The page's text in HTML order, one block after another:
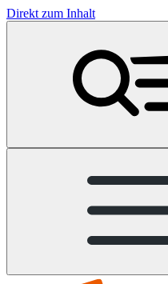
Direkt zum Inhalt